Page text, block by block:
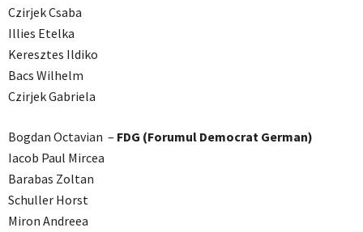
Czirjek Csaba
Illies Etelka
Keresztes Ildiko
Bacs Wilhelm
Czirjek Gabriela
Bogdan Octavian – FDG (Forumul Democrat German)
Iacob Paul Mircea
Barabas Zoltan
Schuller Horst
Miron Andreea